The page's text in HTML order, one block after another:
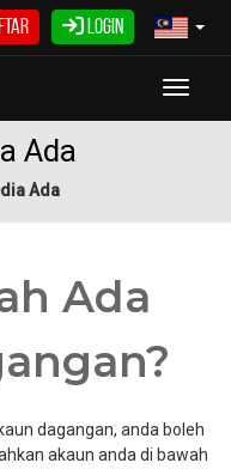
Login
Ada
Ada
Ada
dagangan, anda boleh
akaun anda di bawah